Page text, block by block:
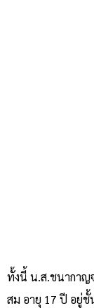
ทั้งนี้ น.ส.ชนากาญ
สม อายุ 17 ปี อยู่ชั้